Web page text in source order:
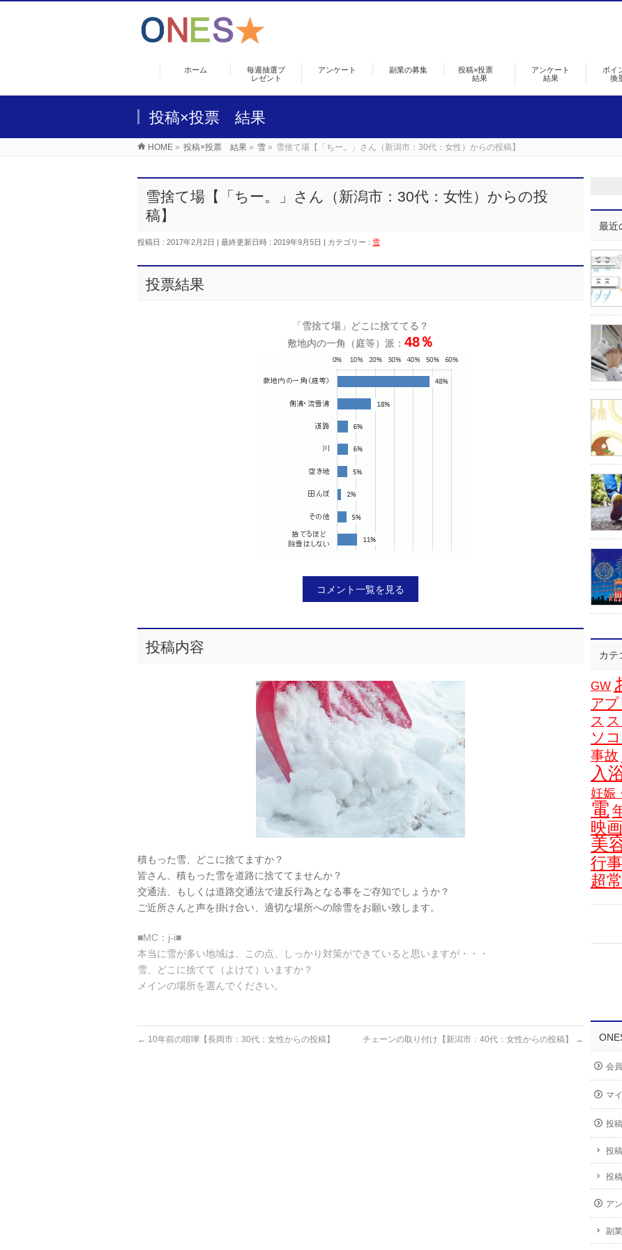
ホーム
毎週抽選プ
レゼント
アンケート 副業の募集
投稿×投票
結果
アンケート
結果
ポイ
換
投稿×投票 結果
HOME » 投稿×投票 結果 » 雪 » 雪捨て場【「ちー。」さん（新潟市：30代：女性）からの投稿】
雪捨て場【「ちー。」さん（新潟市：30代：女性）からの投
稿】
投稿日 : 2017年2月2日 最終更新日時 : 2019年9月5日 カテゴリー : 雪
投票結果
「雪捨て場」どこに捨ててる？
敷地内の一角（庭等）派： 48％
コメント一覧を見る
投稿内容
積もった雪、どこに捨てますか？
皆さん、積もった雪を道路に捨ててませんか？
交通法、もしくは道路交通法で違反行為となる事をご存知でしょうか？
ご近所さんと声を掛け合い、適切な場所への除雪をお願い致します。
■MC：j-i■
本当に雪が多い地域は、この点、しっかり対策ができていると思いますが・・・
雪、どこに捨てて（よけて）いますか？
メインの場所を選んでください。
← 10年前の喧嘩【長岡市：30代：女性からの投稿】 チェーンの取り付け【新潟市：40代：女性からの投稿】 →
最近
カテ
GW
アプ
ス
ソ
事故
入
妊娠
電
映画
美
行事
超
会
マ
投
投
投
ア
副